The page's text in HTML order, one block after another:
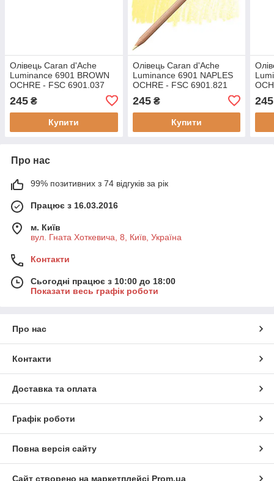
Олівець Caran d'Ache
Luminance 6901 BROWN
OCHRE - FSC 6901.037
245 ₴
Купити
Олівець Caran d'Ache
Luminance 6901 NAPLES
OCHRE - FSC 6901.821
245₴
Купити
245
Про нас
99% позитивних з 74 відгуків за рік
Працює з 16.03.2016
м. Київ
вул. Гната Хоткевича, 8, Київ, Україна
Контакти
Сьогодні працює з 10:00 до 18:00
Показати весь графік роботи
Про нас
Контакти
Доставка та оплата
Графік роботи
Повна версія сайту
Сайт створено на маркетплейсі Prom.ua